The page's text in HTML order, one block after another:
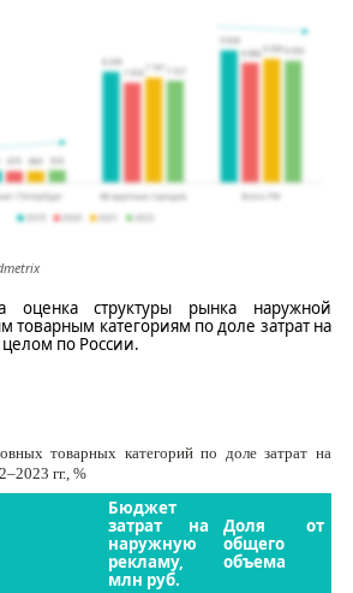
оценкаструктуры рынка наружной
товарным категориям по доле затрат на
целом по России.
товарных категорий по доле затрат на
гг., %
Бюджет
затрат на
наружную
рекламу,
млн руб.
Доля от
общего
объема